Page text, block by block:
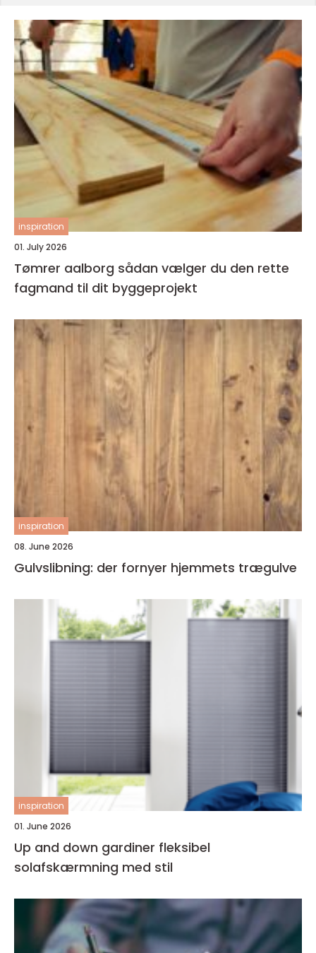
inspiration
01. July 2026
Tømrer aalborg sådan vælger du den rette
fagmand til dit byggeprojekt
inspiration
08. June 2026
Gulvslibning: der fornyer hjemmets trægulve
inspiration
01. June 2026
Up and down gardiner fleksibel
solafskærmning med stil